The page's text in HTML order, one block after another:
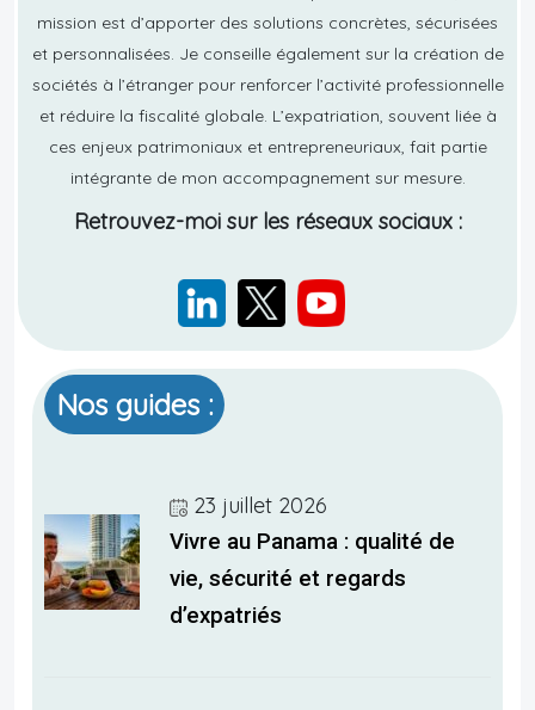
mission est d’apporter des solutions concrètes, sécurisées
et personnalisées. Je conseille également sur la création de
sociétés à l’étranger pour renforcer l’activité professionnelle
et réduire la fiscalité globale. L’expatriation, souvent liée à
ces enjeux patrimoniaux et entrepreneuriaux, fait partie
intégrante de mon accompagnement sur mesure.
Retrouvez-moi sur les réseaux sociaux :
Nos guides :
23 juillet 2026
Vivre au Panama : qualité de
vie, sécurité et regards
d’expatriés